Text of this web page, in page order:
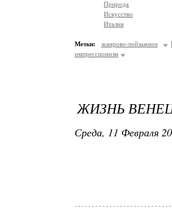
Природа
Искусство
Италия
Метки: жанрово-пейзажное
импрессионизм
ЖИЗНЬ
Среда, 11 Февраля